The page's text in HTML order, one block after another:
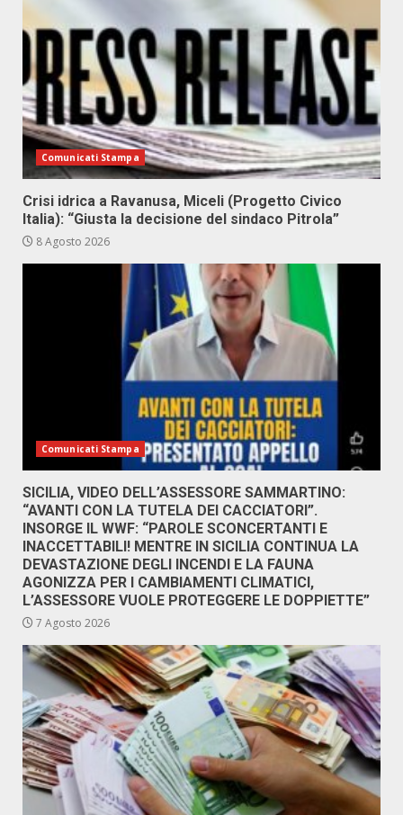
Comunicati Stampa
Crisi idrica a Ravanusa, Miceli (Progetto Civico
Italia): “Giusta la decisione del sindaco Pitrola”
8 Agosto 2026
Comunicati Stampa
SICILIA, VIDEO DELL’ASSESSORE SAMMARTINO:
“AVANTI CON LA TUTELA DEI CACCIATORI”.
INSORGE IL WWF: “PAROLE SCONCERTANTI E
INACCETTABILI! MENTRE IN SICILIA CONTINUA LA
DEVASTAZIONE DEGLI INCENDI E LA FAUNA
AGONIZZA PER I CAMBIAMENTI CLIMATICI,
L’ASSESSORE VUOLE PROTEGGERE LE DOPPIETTE”
7 Agosto 2026